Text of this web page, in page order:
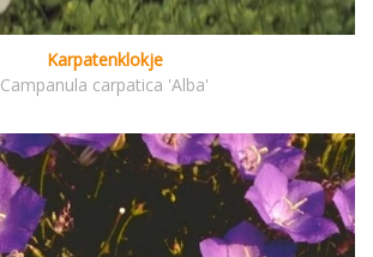
Karpatenklokje
Campanula carpatica 'Alba'